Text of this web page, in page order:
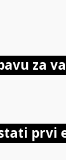
za
prvi